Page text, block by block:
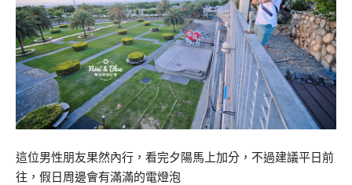
這位男性朋友果然內行，看完夕陽馬上加分，不過建議平日前
往，假日周邊會有滿滿的電燈泡